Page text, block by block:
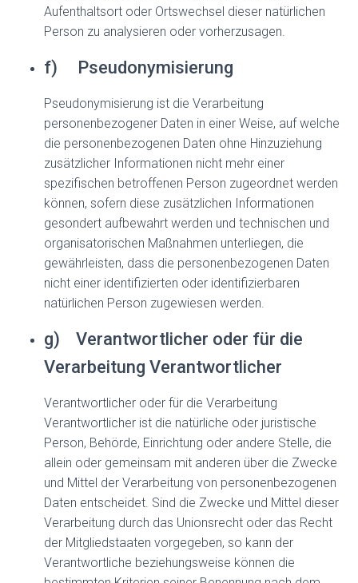
Aufenthaltsort oder Ortswechsel dieser natürlichen
Person zu analysieren oder vorherzusagen.
f) Pseudonymisierung
Pseudonymisierung ist die Verarbeitung
personenbezogener Daten in einer Weise, auf welche
die personenbezogenen Daten ohne Hinzuziehung
zusätzlicher Informationen nicht mehr einer
spezifischen betroffenen Person zugeordnet werden
können, sofern diese zusätzlichen Informationen
gesondert aufbewahrt werden und technischen und
organisatorischen Maßnahmen unterliegen, die
gewährleisten, dass die personenbezogenen Daten
nicht einer identifizierten oder identifizierbaren
natürlichen Person zugewiesen werden.
g) Verantwortlicher oder für die
Verarbeitung Verantwortlicher
Verantwortlicher oder für die Verarbeitung
Verantwortlicher ist die natürliche oder juristische
Person, Behörde, Einrichtung oder andere Stelle, die
allein oder gemeinsam mit anderen über die Zwecke
und Mittel der Verarbeitung von personenbezogenen
Daten entscheidet. Sind die Zwecke und Mittel dieser
Verarbeitung durch das Unionsrecht oder das Recht
der Mitgliedstaaten vorgegeben, so kann der
Verantwortliche beziehungsweise können die